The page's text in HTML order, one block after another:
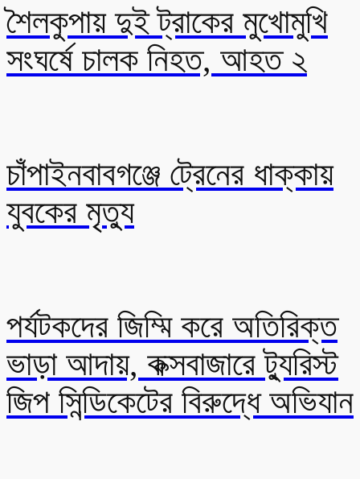
শৈলকুপায় দুই ট্রাকের মুখোমুখি
সংঘর্ষে চালক নিহত, আহত ২
চাঁপাইনবাবগঞ্জে ট্রেনের ধাক্কায়
যুবকের মৃত্যু
পর্যটকদের জিম্মি করে অতিরিক্ত
ভাড়া আদায়, কক্সবাজারে ট্যুরিস্ট
জিপ সিন্ডিকেটের বিরুদ্ধে অভিযান